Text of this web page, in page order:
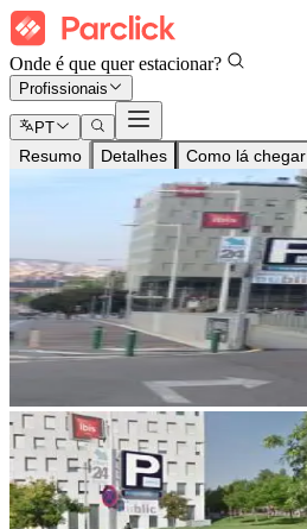
Onde é que quer estacionar?
Profissionais
PT
Resumo Detalhes Como lá chegar